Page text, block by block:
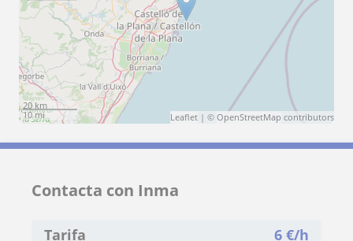
20 km
10 mi
Leaflet | © OpenStreetMap contributors
Contacta con Inma
Tarifa 6 €/h